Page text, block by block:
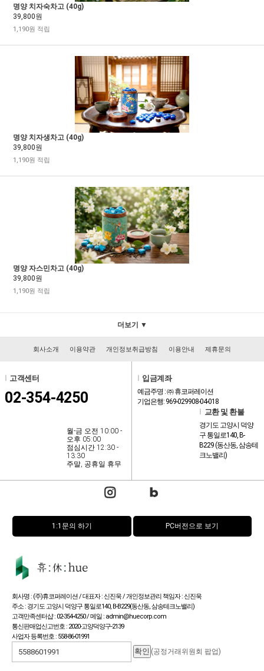
명양 치자숙차고 (40g)
39,800원
1,190원 적립
명양 치자생차고 (40g)
39,800원
1,190원 적립
명양 자스민차고 (40g)
39,800원
1,190원 적립
더보기 ▼
회사소개 이용약관 개인정보취급방침 이용안내 제휴문의
고객센터
02-354-4250
월-금 오전 10:00 -
오후 05:00
점심시간 12:30 -
13:30
주말, 공휴일 휴무
입금계좌
예금주명 : ㈜ 휴코퍼레이션
기업은행: 969-029908-04-018
교환 및 환불
경기도 고양시 덕양
구 통일로140, B-
B229 (동산동, 삼송테
크노밸리)
1:1문의 하기 PC버전으로 보기
회사명 : (주)휴코퍼레이션 / 대표자 : 신진욱 / 개인정보관리 책임자 : 신진욱
주소 : 경기도 고양시 덕양구 통일로140, B-B229(동산동, 삼송테크노밸리)
고객만족센터샵 : 02-354-4250 / 메일 : admin@huecorp.com
통신판매업신고번호 : 2020-고양덕양구-2139
사업자 등록번호 : 558-86-01991
(공정거래위원회 팝업)